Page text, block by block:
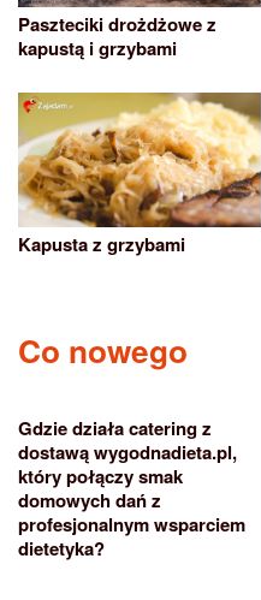
Paszteciki drożdżowe z
kapustą i grzybami
Kapusta z grzybami
Co nowego
Gdzie działa catering z
dostawą wygodnadieta.pl,
który połączy smak
domowych dań z
profesjonalnym wsparciem
dietetyka?